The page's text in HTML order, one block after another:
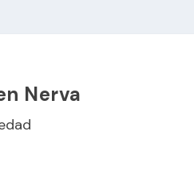
Nerva